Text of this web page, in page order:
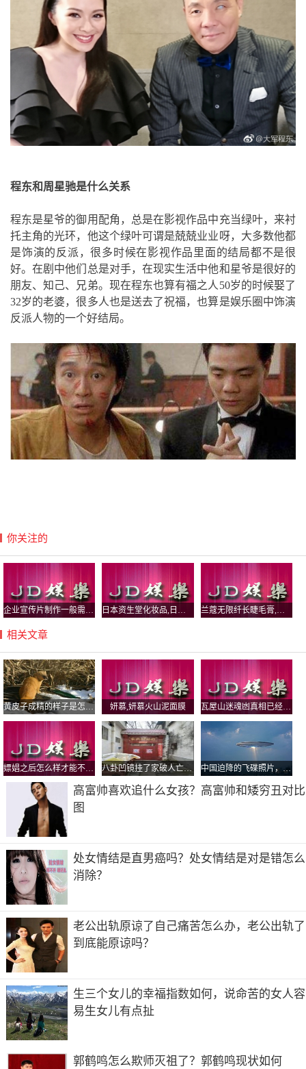
程东和周星驰是什么关系
程东是星爷的御用配角，总是在影视作品中充当绿叶，来衬
托主角的光环，他这个绿叶可谓是兢兢业业呀，大多数他都
是饰演的反派，很多时候在影视作品里面的结局都不是很
好。在剧中他们总是对手，在现实生活中他和星爷是很好的
朋友、知己、兄弟。现在程东也算有福之人50岁的时候娶了
32岁的老婆，很多人也是送去了祝福，也算是娱乐圈中饰演
反派人物的一个好结局。
你关注的
企业宣传片制作一般需要多少钱,企业宣传 日本资生堂化妆品,日本资生堂化妆品图片 兰蔻无限纤长睫毛膏,兰蔻天然颈睫毛膏
相关文章
黄皮子成精的样子是怎样的？黄皮子真的有白色的吗为啥不能打 妍慕,妍慕火山泥面膜 瓦屋山迷魂凼真相已经解开了吗，瓦屋山迷魂凼真的有这么神奇？
嫖娼之后怎么样才能不被警察抓(嫖娼之后 八卦凹镜挂了家破人亡？为何说挂了八卦镜就倒霉 中国迫降的飞碟照片，飞碟为什么造型都是圆的？
高富帅喜欢追什么女孩？高富帅和矮穷丑对比
图
处女情结是直男癌吗？处女情结是对是错怎么
消除？
老公出轨原谅了自己痛苦怎么办，老公出轨了
到底能原谅吗？
生三个女儿的幸福指数如何，说命苦的女人容
易生女儿有点扯
郭鹤鸣怎么欺师灭祖了？郭鹤鸣现状如何